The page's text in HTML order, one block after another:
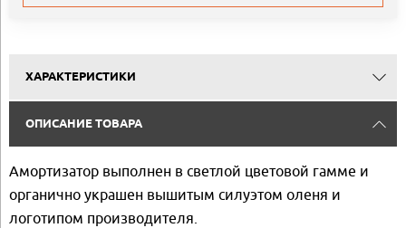
ХАРАКТЕРИСТИКИ
ОПИСАНИЕ ТОВАРА
Амортизатор выполнен в светлой цветовой гамме и
органично украшен вышитым силуэтом оленя и
логотипом производителя.